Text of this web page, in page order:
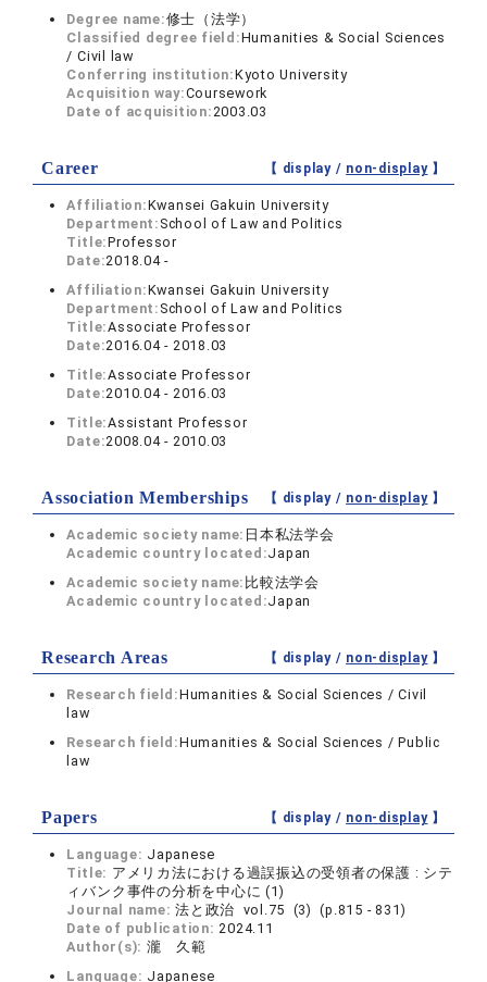
Degree name:修士（法学）
Classified degree field:Humanities & Social Sciences
/ Civil law
Conferring institution:Kyoto University
Acquisition way:Coursework
Date of acquisition:2003.03
Career 【 display / non-display】
Affiliation:Kwansei Gakuin University
Department: School of Law and Politics
Title:Professor
Date:2018.04 -
Affiliation:Kwansei Gakuin University
Department: School of Law and Politics
Title:Associate Professor
Date:2016.04 - 2018.03
Title:Associate Professor
Date:2010.04 - 2016.03
Title:Assistant Professor
Date:2008.04 - 2010.03
Association Memberships 【 display / non-display】
Academic society name: 日本私法学会
Academic country located:Japan
Academic society name: 比較法学会
Academic country located:Japan
Research Areas 【 display / non-display】
Research field:Humanities & Social Sciences / Civil
law
Research field:Humanities & Social Sciences / Public
law
Papers 【 display / non-display】
Language: Japanese
Title: アメリカ法における過誤振込の受領者の保護 : シテ
ィバンク事件の分析を中心に (1)
Journal name:法と政治 vol.75 (3) (p.815 - 831)
Date of publication:2024.11
Author(s): 瀧 久範
Language: Japanese